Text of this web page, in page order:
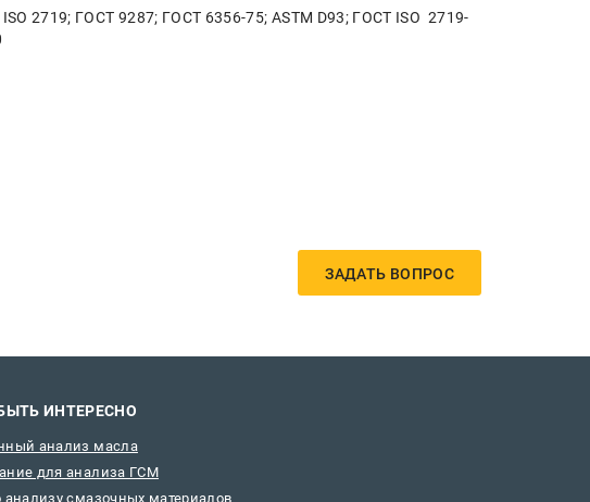
2719; ГОСТ 9287; ГОСТ 6356-75; ASTM D93; ГОСТ ISO 2719-
ЗАДАТЬ ВОПРОС
ИНТЕРЕСНО
анализ масла
для анализа ГСМ
анализу смазочных материалов